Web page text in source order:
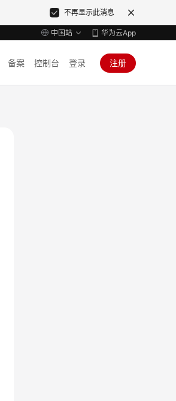
不再显示此消息
中国站 华为云App
备案 控制台 登录 注册